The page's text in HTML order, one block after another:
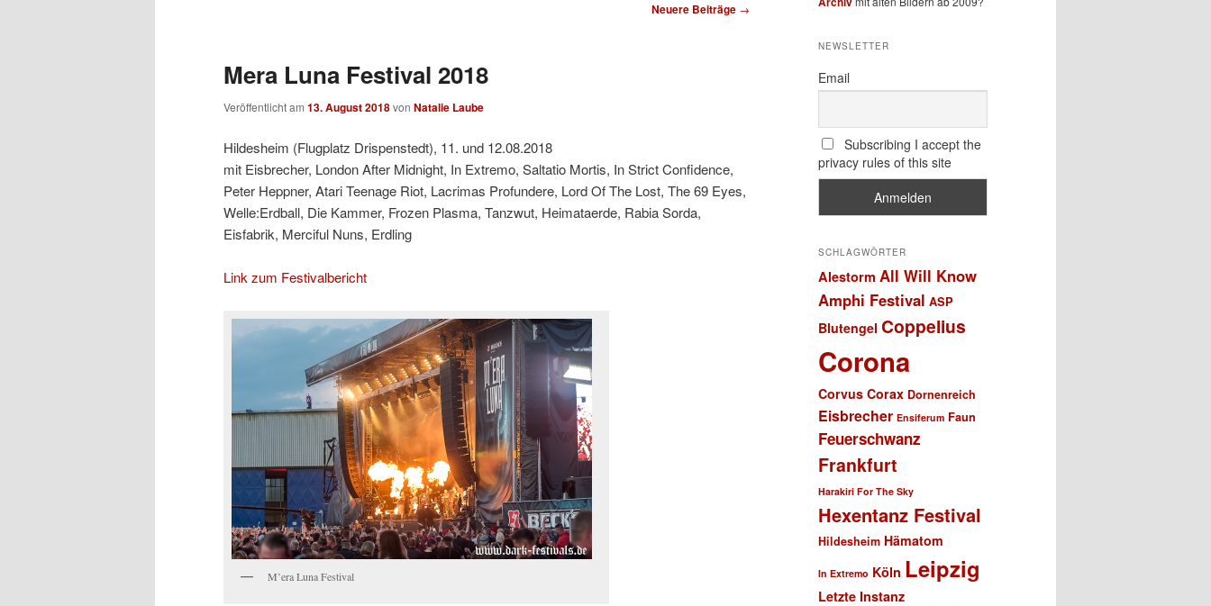
Neuere Beiträge →
Mera Luna Festival 2018
Veröffentlicht am 13. August 2018von Natalie Laube
Hildesheim (Flugplatz Drispenstedt), 11. und 12.08.2018
mit Eisbrecher, London After Midnight, In Extremo, Saltatio Mortis, In Strict Confidence,
Peter Heppner, Atari Teenage Riot, Lacrimas Profundere, Lord Of The Lost, The 69 Eyes,
Welle:Erdball, Die Kammer, Frozen Plasma, Tanzwut, Heimataerde, Rabia Sorda,
Eisfabrik, Merciful Nuns, Erdling
Link zum Festivalbericht
M’era Luna Festival
NEWSLETTER
Email
Subscribing I accept the
privacy rules of this site
SCHLAGWÖRTER
Alestorm All Will Know
Amphi Festival ASP
Blutengel Coppelius
Corona
Corvus Corax Dornenreich
Eisbrecher Ensiferum Faun
Feuerschwanz
Frankfurt
Harakiri For The Sky
Hexentanz Festival
Hildesheim Hämatom
In Extremo Köln Leipzig
Letzte Instanz